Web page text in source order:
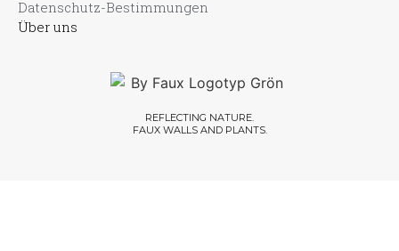
Datenschutz-Bestimmungen
Über uns
REFLECTING NATURE.
FAUX WALLS AND PLANTS.​